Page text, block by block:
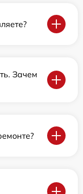
Зачем